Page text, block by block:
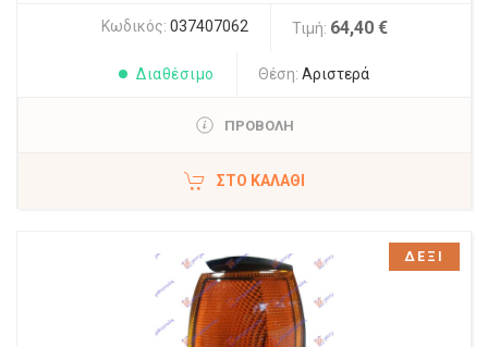
Κωδικός: 037407062 Τιμή: 64,40 €
Διαθέσιμο Θέση: Αριστερά
ΠΡΟΒΟΛΗ
ΣΤΟ ΚΑΛΆΘΙ
ΔΕΞΙ